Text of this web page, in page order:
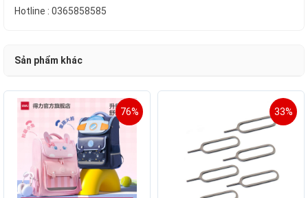
Hotline : 0365858585
Sản phẩm khác
76% 33%